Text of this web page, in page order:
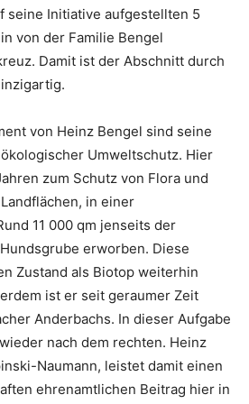
seine Initiative aufgestellten 5
von der Familie Bengel
Damit ist der Abschnitt durch
von Heinz Bengel sind seine
Umweltschutz. Hier
zum Schutz von Flora und
in einer
11 000 qm jenseits der
erworben. Diese
Zustand als Biotop weiterhin
ist er seit geraumer Zeit
Anderbachs. In dieser Aufgabe
nach dem rechten. Heinz
Naumann, leistet damit einen
ehrenamtlichen Beitrag hier in